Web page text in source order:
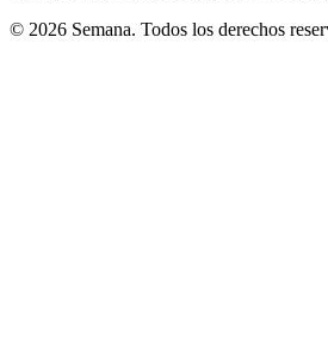
© 2026 Semana. Todos los derechos